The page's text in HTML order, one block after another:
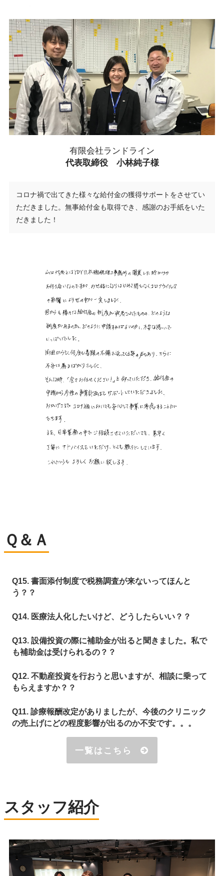
有限会社ランドライン
代表取締役 小林純子様
コロナ禍で出てきた様々な給付金の獲得サポートをさせてい
ただきました。無事給付金も取得でき、感謝のお手紙をいた
だきました！
Ｑ＆Ａ
Q15. 書面添付制度で税務調査が来ないってほんと
う？？
Q14. 医療法人化したいけど、どうしたらいい？？
Q13. 設備投資の際に補助金が出ると聞きました。私で
も補助金は受けられるの？？
Q12. 不動産投資を行おうと思いますが、相談に乗って
もらえますか？？
Q11. 診療報酬改定がありましたが、今後のクリニック
の売上げにどの程度影響が出るのか不安です。。。
一覧はこちら
スタッフ紹介